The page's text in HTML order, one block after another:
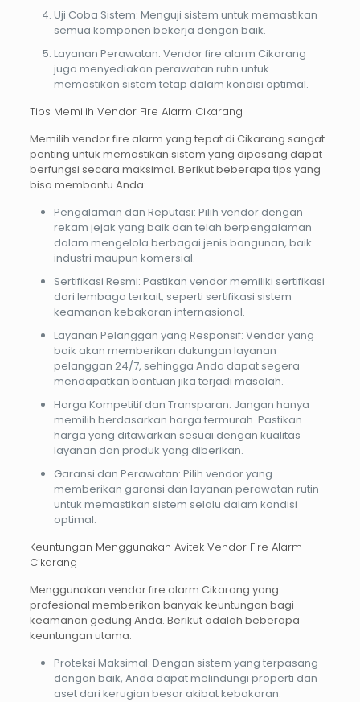
Uji Coba Sistem: Menguji sistem untuk memastikan
semua komponen bekerja dengan baik.
Layanan Perawatan: Vendor fire alarm Cikarang
juga menyediakan perawatan rutin untuk
memastikan sistem tetap dalam kondisi optimal.
Tips Memilih Vendor Fire Alarm Cikarang
Memilih vendor fire alarm yang tepat di Cikarang sangat
penting untuk memastikan sistem yang dipasang dapat
berfungsi secara maksimal. Berikut beberapa tips yang
bisa membantu Anda:
Pengalaman dan Reputasi: Pilih vendor dengan
rekam jejak yang baik dan telah berpengalaman
dalam mengelola berbagai jenis bangunan, baik
industri maupun komersial.
Sertifikasi Resmi: Pastikan vendor memiliki sertifikasi
dari lembaga terkait, seperti sertifikasi sistem
keamanan kebakaran internasional.
Layanan Pelanggan yang Responsif: Vendor yang
baik akan memberikan dukungan layanan
pelanggan 24/7, sehingga Anda dapat segera
mendapatkan bantuan jika terjadi masalah.
Harga Kompetitif dan Transparan: Jangan hanya
memilih berdasarkan harga termurah. Pastikan
harga yang ditawarkan sesuai dengan kualitas
layanan dan produk yang diberikan.
Garansi dan Perawatan: Pilih vendor yang
memberikan garansi dan layanan perawatan rutin
untuk memastikan sistem selalu dalam kondisi
optimal.
Keuntungan Menggunakan Avitek Vendor Fire Alarm
Cikarang
Menggunakan vendor fire alarm Cikarang yang
profesional memberikan banyak keuntungan bagi
keamanan gedung Anda. Berikut adalah beberapa
keuntungan utama:
Proteksi Maksimal: Dengan sistem yang terpasang
dengan baik, Anda dapat melindungi properti dan
aset dari kerugian besar akibat kebakaran.